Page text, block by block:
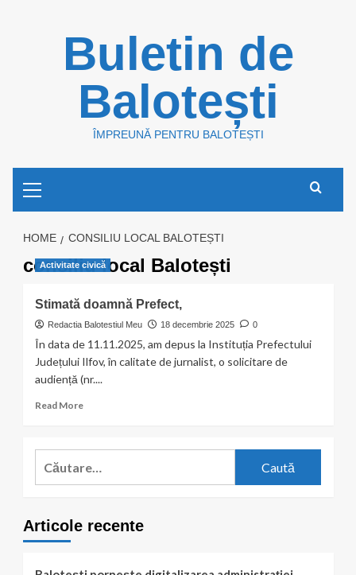
Buletin de
Balotești
ÎMPREUNĂ PENTRU BALOTEȘTI
Menu
HOME CONSILIU LOCAL BALOTEȘTI
consiliu local Balotești
Activitate civică
Stimată doamnă Prefect,
Redactia Balotestiul Meu 18 decembrie 2025 0
În data de 11.11.2025, am depus la Instituția Prefectului
Județului Ilfov, în calitate de jurnalist, o solicitare de
audiență (nr....
Read MoreRead
Stimată
doamnă
Caută
Articole recente